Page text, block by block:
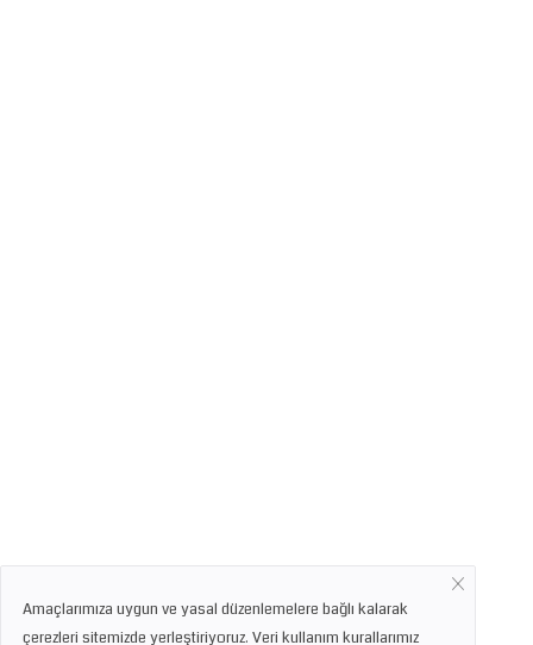
Amaçlarımıza uygun ve yasal düzenlemelere bağlı kalarak
çerezleri sitemizde yerleştiriyoruz. Veri kullanım kurallarımız